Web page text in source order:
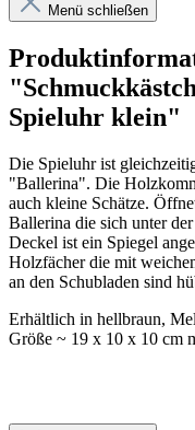
Menü schließen
Spieluhr klein"
Die Spieluhr ist
"Ballerina". Die
auch kleine Schätze.
Ballerina die sich unter
Deckel ist ein Spiegel
Holzfächer die mit
an den Schubladen sind
Erhältlich in hellbraun,
Größe ~ 19 x 10 x 10 cm